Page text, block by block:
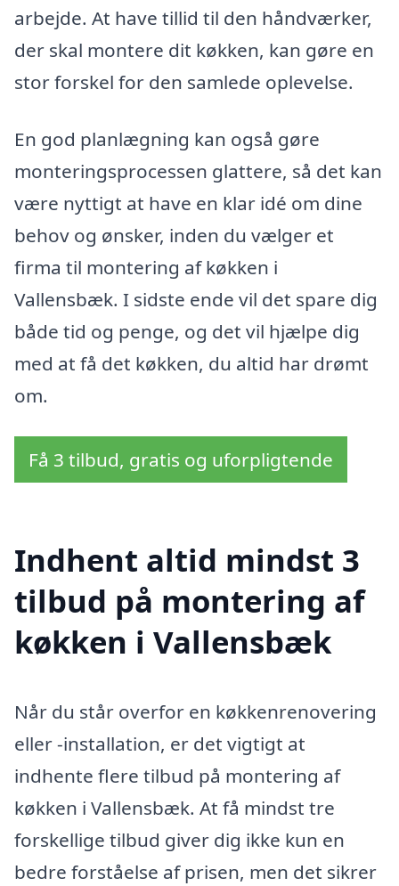
arbejde. At have tillid til den håndværker,
der skal montere dit køkken, kan gøre en
stor forskel for den samlede oplevelse.
En god planlægning kan også gøre
monteringsprocessen glattere, så det kan
være nyttigt at have en klar idé om dine
behov og ønsker, inden du vælger et
firma til montering af køkken i
Vallensbæk. I sidste ende vil det spare dig
både tid og penge, og det vil hjælpe dig
med at få det køkken, du altid har drømt
om.
Få 3 tilbud, gratis og uforpligtende
Indhent altid mindst 3
tilbud på montering af
køkken i Vallensbæk
Når du står overfor en køkkenrenovering
eller -installation, er det vigtigt at
indhente flere tilbud på montering af
køkken i Vallensbæk. At få mindst tre
forskellige tilbud giver dig ikke kun en
bedre forståelse af prisen, men det sikrer